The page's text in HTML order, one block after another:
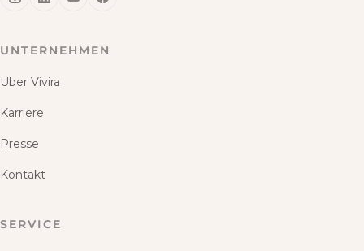
UNTERNEHMEN
Über Vivira
Karriere
Presse
Kontakt
SERVICE